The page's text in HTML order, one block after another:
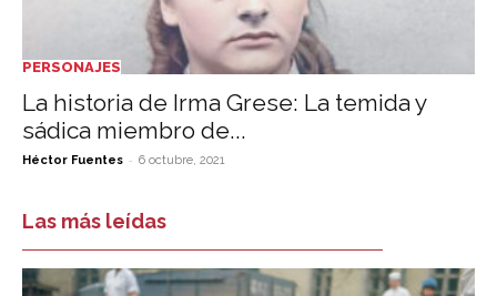
PERSONAJES
La historia de Irma Grese: La temida y
sádica miembro de...
Héctor Fuentes - 6 octubre, 2021
Las más leídas